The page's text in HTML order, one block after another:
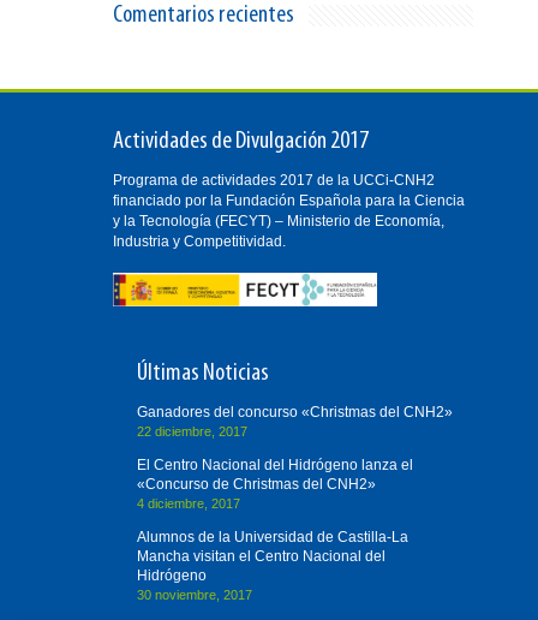
Comentarios recientes
Actividades de Divulgación 2017
Programa de actividades 2017 de la UCCi-CNH2
financiado por la Fundación Española para la Ciencia
y la Tecnología (FECYT) – Ministerio de Economía,
Industria y Competitividad.
Últimas Noticias
Ganadores del concurso «Christmas del CNH2»
22 diciembre, 2017
El Centro Nacional del Hidrógeno lanza el
«Concurso de Christmas del CNH2»
4 diciembre, 2017
Alumnos de la Universidad de Castilla-La
Mancha visitan el Centro Nacional del
Hidrógeno
30 noviembre, 2017